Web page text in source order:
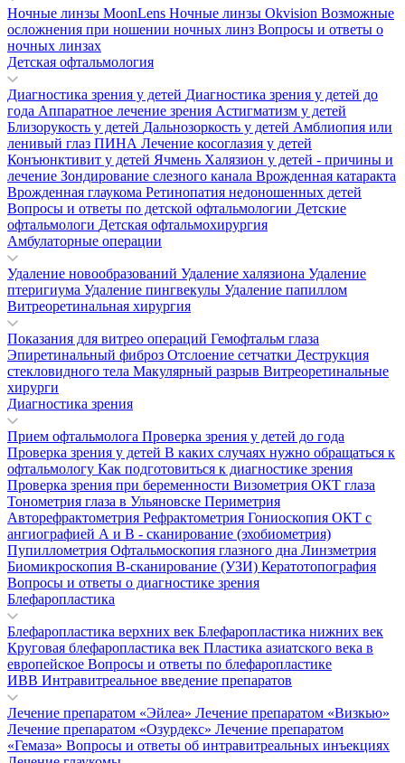
Ночные линзы MoonLens Ночные линзы Okvision Возможные
осложнения при ношении ночных линз Вопросы и ответы о
ночных линзах
Детская офтальмология
Диагностика зрения у детей Диагностика зрения у детей до
года Аппаратное лечение зрения Астигматизм у детей
Близорукость у детей Дальнозоркость у детей Амблиопия или
ленивый глаз ПИНА Лечение косоглазия у детей
Конъюнктивит у детей Ячмень Халязион у детей - причины и
лечение Зондирование слезного канала Врожденная катаракта
Врожденная глаукома Ретинопатия недоношенных детей
Вопросы и ответы по детской офтальмологии Детские
офтальмологи Детская офтальмохирургия
Амбулаторные операции
Удаление новообразований Удаление халязиона Удаление
птеригиума Удаление пингвекулы Удаление папиллом
Витреоретинальная хирургия
Показания для витрео операций Гемофтальм глаза
Эпиретинальный фиброз Отслоение сетчатки Деструкция
стекловидного тела Макулярный разрыв Витреоретинальные
хирурги
Диагностика зрения
Прием офтальмолога Проверка зрения у детей до года
Проверка зрения у детей В каких случаях нужно обращаться к
офтальмологу Как подготовиться к диагностике зрения
Проверка зрения при беременности Визометрия ОКТ глаза
Тонометрия глаза в Ульяновске Периметрия
Авторефрактометрия Рефрактометрия Гониоскопия ОКТ с
ангиографией А и В - сканирование (эхобиометрия)
Пупиллометрия Офтальмоскопия глазного дна Линзметрия
Биомикроскопия В-сканирование (УЗИ) Кератотопография
Вопросы и ответы о диагностике зрения
Блефаропластика
Блефаропластика верхних век Блефаропластика нижних век
Круговая блефаропластика век Пластика азиатского века в
европейское Вопросы и ответы по блефаропластике
ИВВ Интравитреальное введение препаратов
Лечение препаратом «Эйлеа» Лечение препаратом «Визкью»
Лечение препаратом «Озурдекс» Лечение препаратом
«Гемаза» Вопросы и ответы об интравитреальных инъекциях